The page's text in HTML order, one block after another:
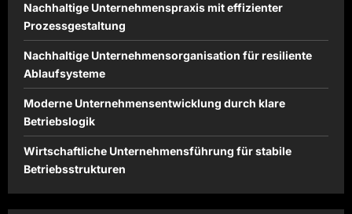
Nachhaltige Unternehmenspraxis mit effizienter
Prozessgestaltung
Nachhaltige Unternehmensorganisation für resiliente
Ablaufsysteme
Moderne Unternehmensentwicklung durch klare
Betriebslogik
Wirtschaftliche Unternehmensführung für stabile
Betriebsstrukturen